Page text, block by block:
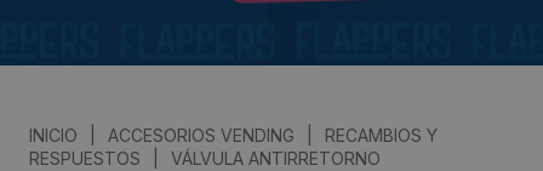
INICIO ACCESORIOS VENDING
RECAMBIOS Y
RESPUESTOS
VÁLVULA ANTIRRETORNO